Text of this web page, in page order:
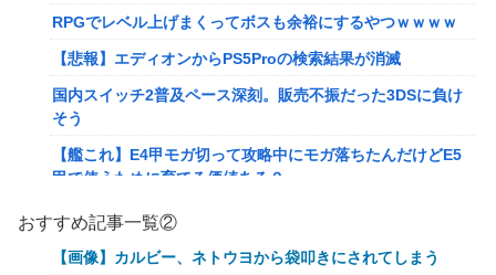
RPGでレベル上げまくってボスも余裕にするやつｗｗｗｗ
【悲報】エディオンからPS5Proの検索結果が消滅
国内スイッチ2普及ペース深刻。販売不振だった3DSに負け
そう
【艦これ】E4甲モガ切って攻略中にモガ落ちたんだけどE5
甲で使うために育てる価値ある？
RPGでレベル上げまくってボスも余裕にするやつｗｗｗｗ
【艦これ】でもイベントのたびに思うんだ 空母機動部隊っ
おすすめ記事一覧②
【画像】カルビー、ネトウヨから袋叩きにされてしまう